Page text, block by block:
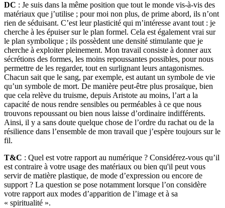
DC : Je suis dans la même position que tout le monde vis-à-vis des
matériaux que j’utilise ; pour moi non plus, de prime abord, ils n’ont
rien de séduisant. C’est leur plasticité qui m’intéresse avant tout : je
cherche à les épuiser sur le plan formel. Cela est également vrai sur
le plan symbolique ; ils possèdent une densité stimulante que je
cherche à exploiter pleinement. Mon travail consiste à donner aux
sécrétions des formes, les moins repoussantes possibles, pour nous
permettre de les regarder, tout en surlignant leurs antagonismes.
Chacun sait que le sang, par exemple, est autant un symbole de vie
qu’un symbole de mort. De manière peut-être plus prosaïque, bien
que cela relève du truisme, depuis Aristote au moins, l’art a la
capacité de nous rendre sensibles ou perméables à ce que nous
trouvons repoussant ou bien nous laisse d’ordinaire indifférents.
Ainsi, il y a sans doute quelque chose de l’ordre du rachat ou de la
résilience dans l’ensemble de mon travail que j’espère toujours sur le
fil.
T&C : Quel est votre rapport au numérique ? Considérez-vous qu’il
est contraire à votre usage des matériaux ou bien qu'il peut vous
servir de matière plastique, de mode d’expression ou encore de
support ? La question se pose notamment lorsque l’on considère
votre rapport aux modes d’apparition de l’image et à sa
« spiritualité ».